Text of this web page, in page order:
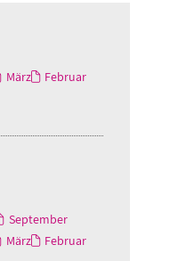
März
Februar
September
März
Februar